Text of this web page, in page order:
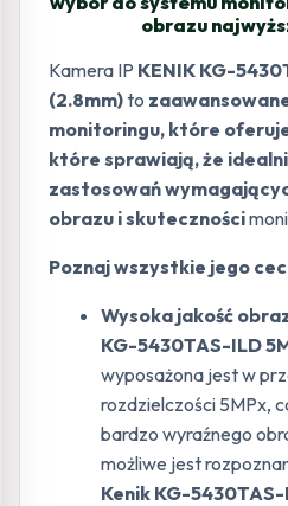
obrazu
Kamera IP KENIK KG-
(2.8mm)to
monitoringu, które
które sprawiają, że
zastosowań
obrazu i skuteczności
Poznaj wszystkie jego
Wysoka jakość
KG-5430TAS-ILD
wyposażona jest w
rozdzielczości 5MPx,
bardzo wyraźnego
możliwe jest
Kenik KG-